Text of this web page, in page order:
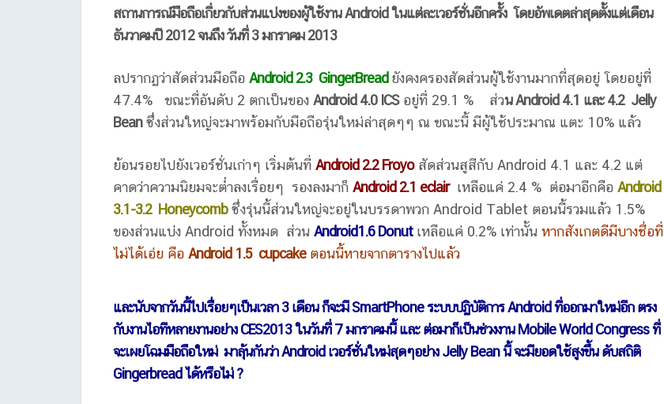
สถานการณ์มือถือเกี่ยวกับส่วนแบ่งของผู้ใช้งาน Android ในแต่ละเวอร์ชั่นอีกครั้ง โดยอัพเดตล่าสุดตั้งแต่เดือน
ธันวาคมปี 2012 จนถึง วันที่ 3 มกราคม 2013
ลปรากฏว่าสัดส่วนมือถือ Android 2.3 GingerBread ยังคงครองสัดส่วนผู้ใช้งานมากที่สุดอยู่ โดยอยู่ที่
47.4% ขณะที่อันดับ 2 ตกเป็นของ Android 4.0 ICSอยู่ที่ 29.1 % ส่วน Android 4.1 และ 4.2 Jelly
Beanซึ่งส่วนใหญ่จะมาพร้อมกับมือถือรุ่นใหม่ล่าสุดๆๆ ณ ขณะนี้ มีผู้ใช้ประมาณ แตะ 10% แล้ว
ย้อนรอยไปยังเวอร์ชั่นเก่าๆ เริ่มต้นที่ Android 2.2 Froyo สัดส่วนสูสีกับ Android 4.1 และ 4.2 แต่
คาดว่าความนิยมจะต่ำลงเรื่อยๆ รองลงมาก็ Android 2.1 eclairเหลือแค่ 2.4 % ต่อมาอีกคือ Android
3.1-3.2 Honeycomb ซึ่งรุ่นนี้ส่วนใหญ่จะอยู่ในบรรดาพวก Android Tablet ตอนนี้รวมแล้ว 1.5%
ของส่วนแบ่ง Android ทั้งหมด ส่วน Android1.6 Donut เหลือแค่ 0.2% เท่านั้น หากสังเกตดีมีบางชื่อที่
ไม่ได้เอ่ย คือ Android 1.5 cupcakeตอนนี้หายจากตารางไปแล้ว
และนับจากวันนี้ไปเรื่อยๆเป็นเวลา 3 เดือน ก็จะมี SmartPhone ระบบปฏิบัติการ Android ที่ออกมาใหม่อีก ตรง
กับงานไอทีหลายงานอย่าง CES2013 ในวันที่ 7 มกราคมนี้ และ ต่อมาก็เป็นช่วงงาน Mobile World Congress ที่
จะเผยโฉมมือถือใหม่ มาลุ้นกันว่า Android เวอร์ชั่นใหม่สุดๆอย่าง Jelly Bean นี้ จะมียอดใช้สูงขึ้น ดับสถิติ
Gingerbread ได้หรือไม่ ?